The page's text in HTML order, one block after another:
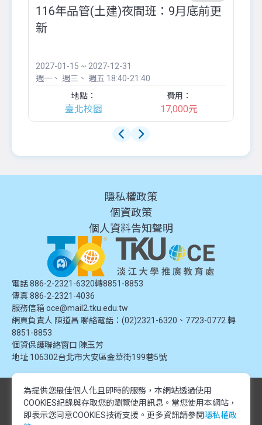
116年品管(土建)夜間班：9月底前更
新
2027-01-15 ~ 2027-12-31
週一
週三 週五 18:40-21:40
地點：
臺北校園
費用：
17,000元
隱私權政策
個資政策
個人資料告知聲明
電話 886-2-2321-6320轉8851-8853
傳真 886-2-2321-4036
服務信箱 oce@mail2.tku.edu.tw
網頁負責人 陳道昌 聯絡電話：(02)2321-6320、7723-0772 轉
8851-8853
個資保護聯絡窗口 陳玉芳
地址 106302台北市大安區金華街199巷5號
© 2024 淡江大學推廣教育處. 版權所有。本網站內容由淡江大學推廣教育處
提供，未經授權禁止轉載或引用。所有課程資訊、圖片及資料皆屬本單位所
有，僅供學習交流使用。
為提供您最佳個人化且即時的服務，本網站透過使用
COOKIES紀錄與存取您的瀏覽使用訊息。 當您使用本網站，
即表示您同意COOKIES技術支援。更多資訊請參閱 隱私權政